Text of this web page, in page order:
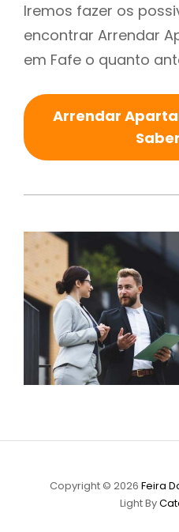
Iremos fazer os
encontrar Arrendar
em Fafe o quanto
Arrendar
Copyright © 2026 Feira
Light By